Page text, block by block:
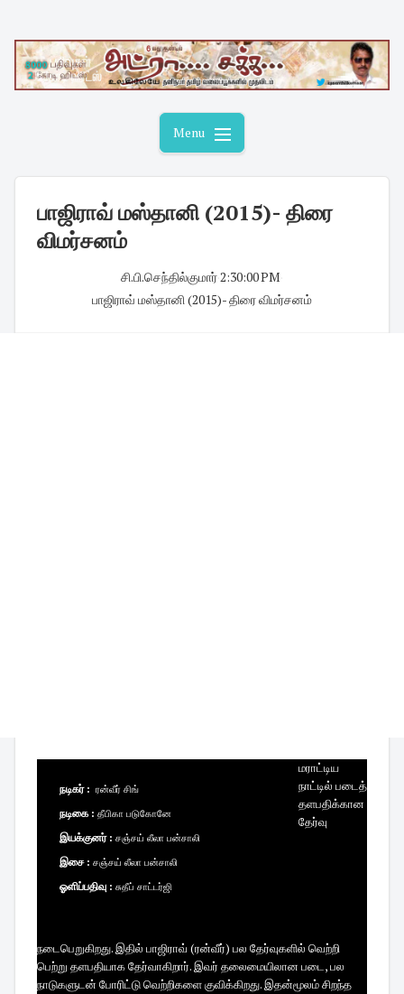
content
Menu
பாஜிராவ் மஸ்தானி (2015)- திரை
விமர்சனம்
சி.பி.செந்தில்குமார்2:30:00 PM
பாஜிராவ் மஸ்தானி (2015)- திரை விமர்சனம்
நடிகர் : ரன்வீர் சிங்
நடிகை : தீபிகா படுகோனே
இயக்குனர் : சஞ்சய் லீலா பன்சாலி
இசை : சஞ்சய் லீலா பன்சாலி
ஓளிப்பதிவு : சுதீப் சாட்டர்ஜி
மராட்டிய
நாட்டில் படைத்
தளபதிக்கான
தேர்வு
நடைபெறுகிறது. இதில் பாஜிராவ் (ரன்வீர்) பல தேர்வுகளில் வெற்றி
பெற்று தளபதியாக தேர்வாகிறார். இவர் தலைமையிலான படை, பல
நாடுகளுடன் போரிட்டு வெற்றிகளை குவிக்கிறது. இதன்மூலம் சிறந்த